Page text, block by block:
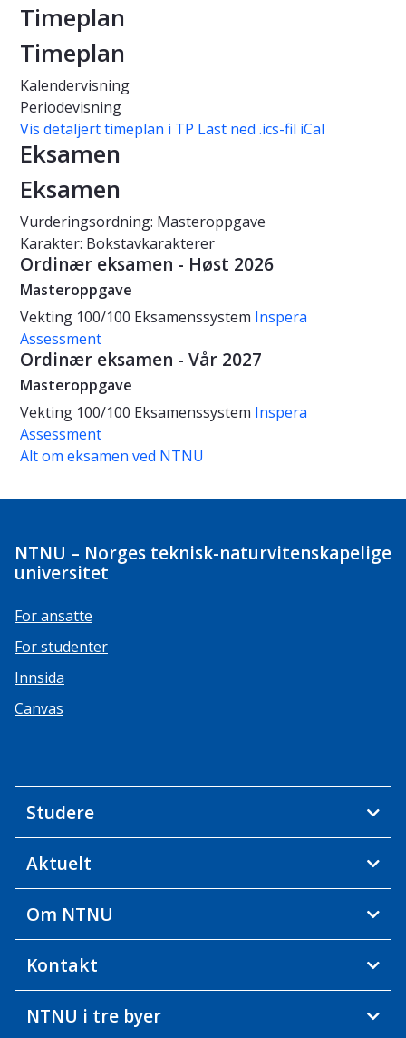
Timeplan
Timeplan
Kalendervisning
Periodevisning
Vis detaljert timeplan i TP Last ned .ics-fil iCal
Eksamen
Eksamen
Vurderingsordning: Masteroppgave
Karakter: Bokstavkarakterer
Ordinær eksamen - Høst 2026
Masteroppgave
Vekting 100/100 Eksamenssystem Inspera
Assessment
Ordinær eksamen - Vår 2027
Masteroppgave
Vekting 100/100 Eksamenssystem Inspera
Assessment
Alt om eksamen ved NTNU
NTNU – Norges teknisk-naturvitenskapelige
universitet
For ansatte
For studenter
Innsida
Canvas
Studere
Aktuelt
Om NTNU
Kontakt
NTNU i tre byer